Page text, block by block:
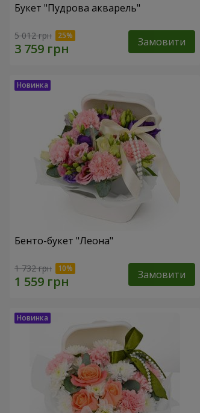
Букет "Пудрова акварель"
5 012 грн Замовити
Бенто-букет "Леона"
1 732 грн Замовити